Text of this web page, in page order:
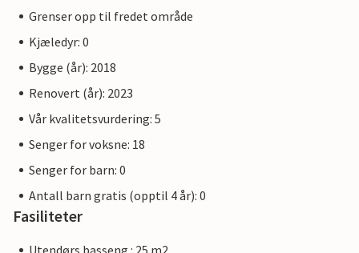
Grenser opp til fredet område
Kjæledyr: 0
Bygge (år): 2018
Renovert (år): 2023
Vår kvalitetsvurdering: 5
Senger for voksne: 18
Senger for barn: 0
Antall barn gratis (opptil 4 år): 0
Fasiliteter